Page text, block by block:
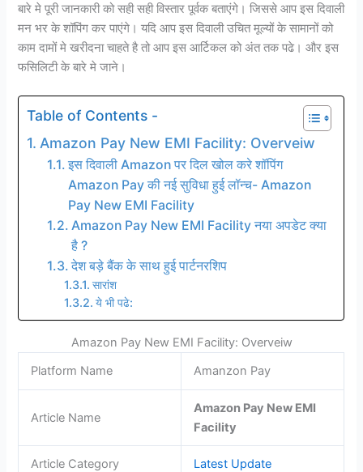
बारे मे पूरी जानकारी को सही सही विस्तार पूर्वक बताएंगे। जिससे आप इस दिवाली
मन भर के शॉपिंग कर पाएंगे। यदि आप इस दिवाली उचित मूल्यों के सामानों को
काम दामों मे खरीदना चाहते है तो आप इस आर्टिकल को अंत तक पढे। और इस
फसिलिटी के बारे मे जाने।
Table of Contents -
Amazon Pay New EMI Facility: Overveiw
इस दिवाली Amazon पर दिल खोल करे शॉपिंग
Amazon Pay की नई सुविधा हुई लॉन्च- Amazon
Pay New EMI Facility
Amazon Pay New EMI Facility नया अपडेट क्या
है ?
देश बड़े बैंक के साथ हुई पार्टनरशिप
सारांश
ये भी पढे:
Amazon Pay New EMI Facility: Overveiw
Platform Name
Amanzon Pay
Article Name
Amazon Pay New EMI
Facility
Article Category Latest Update